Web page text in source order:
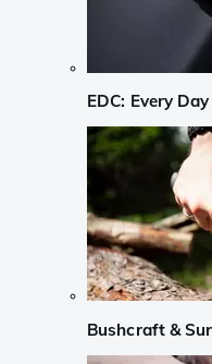
EDC: Every
Bushcraft &